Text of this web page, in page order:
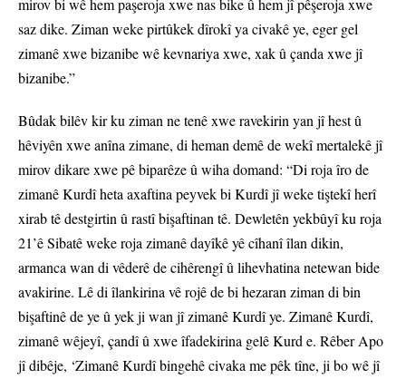
mirov bi wê hem paşeroja xwe nas bike û hem jî pêşeroja xwe
saz dike. Ziman weke pirtûkek dîrokî ya civakê ye, eger gel
zimanê xwe bizanibe wê kevnariya xwe, xak û çanda xwe jî
bizanibe.”
Bûdak bilêv kir ku ziman ne tenê xwe ravekirin yan jî hest û
hêviyên xwe anîna zimane, di heman demê de wekî mertalekê jî
mirov dikare xwe pê biparêze û wiha domand: “Di roja îro de
zimanê Kurdî heta axaftina peyvek bi Kurdî jî weke tiştekî herî
xirab tê destgirtin û rastî bişaftinan tê. Dewletên yekbûyî ku roja
21’ê Sibatê weke roja zimanê dayîkê yê cîhanî îlan dikin,
armanca wan di vêderê de cihêrengî û lihevhatina netewan bide
avakirine. Lê di îlankirina vê rojê de bi hezaran ziman di bin
bişaftinê de ye û yek ji wan jî zimanê Kurdî ye. Zimanê Kurdî,
zimanê wêjeyî, çandî û xwe îfadekirina gelê Kurd e. Rêber Apo
jî dibêje, ‘Zimanê Kurdî bingehê civaka me pêk tîne, ji bo wê jî